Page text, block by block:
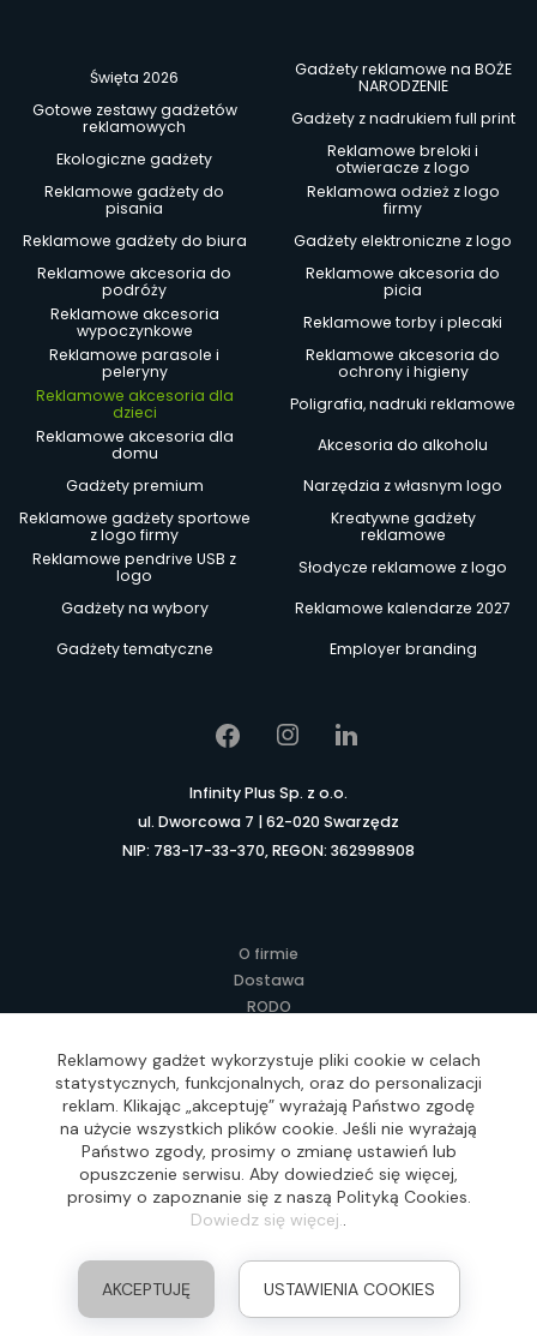
Święta 2026
Gadżety reklamowe na BOŻE
NARODZENIE
Gotowe zestawy gadżetów
reklamowych
Gadżety z nadrukiem full print
Ekologiczne gadżety
Reklamowe breloki i
otwieracze z logo
Reklamowe gadżety do
pisania
Reklamowa odzież z logo
firmy
Reklamowe gadżety do biura
Gadżety elektroniczne z logo
Reklamowe akcesoria do
podróży
Reklamowe akcesoria do
picia
Reklamowe akcesoria
wypoczynkowe
Reklamowe torby i plecaki
Reklamowe parasole i
peleryny
Reklamowe akcesoria do
ochrony i higieny
Reklamowe akcesoria dla
dzieci
Poligrafia, nadruki reklamowe
Reklamowe akcesoria dla
domu
Akcesoria do alkoholu
Gadżety premium
Narzędzia z własnym logo
Reklamowe gadżety sportowe
z logo firmy
Kreatywne gadżety
reklamowe
Reklamowe pendrive USB z
logo
Słodycze reklamowe z logo
Gadżety na wybory
Reklamowe kalendarze 2027
Gadżety tematyczne
Employer branding
Infinity Plus Sp. z o.o.
ul. Dworcowa 7 | 62-020 Swarzędz
NIP: 783-17-33-370, REGON: 362998908
O firmie
Dostawa
RODO
Regulamin
Lokalne Gadżety Reklamowe
Jak zamawiać?
Słownik pojęć
FAQ
Realizacja: Idea4Me.pl, Wszelkie prawa zastrzeżone
Reklamowy gadżet wykorzystuje pliki cookie w celach
statystycznych, funkcjonalnych, oraz do personalizacji
reklam. Klikając „akceptuję” wyrażają Państwo zgodę
na użycie wszystkich plików cookie. Jeśli nie wyrażają
Państwo zgody, prosimy o zmianę ustawień lub
opuszczenie serwisu. Aby dowiedzieć się więcej,
prosimy o zapoznanie się z naszą Polityką Cookies.
Dowiedz się więcej..
AKCEPTUJĘ USTAWIENIA COOKIES